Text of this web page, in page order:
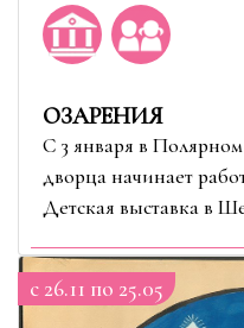
ОЗАРЕНИЯ
С 3 января в
дворца начинает
Детская выставка в
c 26.11 по 25.05